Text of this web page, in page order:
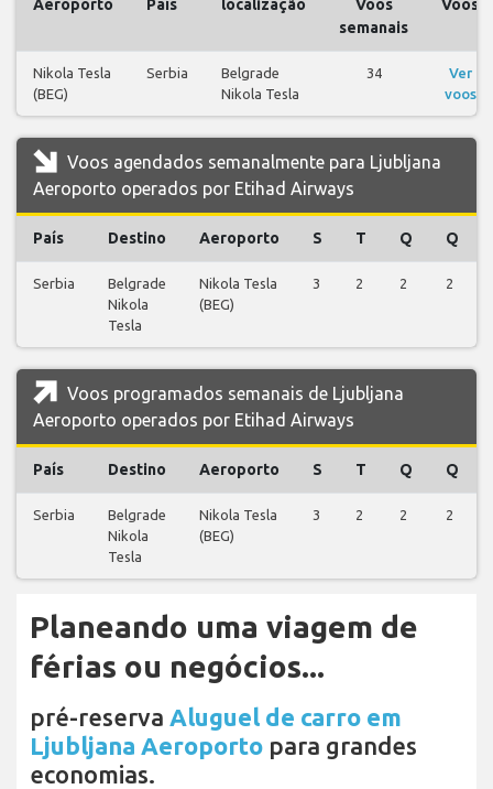
Aeroporto País localização
Voos
semanais
Voos
Nikola Tesla
(BEG)
Serbia
Belgrade
Nikola Tesla
34
Ver
voos
Voos agendados semanalmente para Ljubljana
Aeroporto operados por Etihad Airways
País Destino Aeroporto S T Q Q
Serbia
Belgrade
Nikola
Tesla
Nikola Tesla
(BEG)
3 2 2 2
Voos programados semanais de Ljubljana
Aeroporto operados por Etihad Airways
País Destino Aeroporto S T Q Q
Serbia
Belgrade
Nikola
Tesla
Nikola Tesla
(BEG)
3 2 2 2
Planeando uma viagem de
férias ou negócios...
pré-reserva Aluguel de carro em
Ljubljana Aeroporto para grandes
economias.